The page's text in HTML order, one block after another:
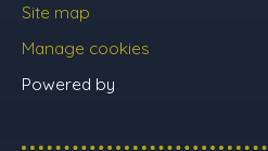
Site map
Manage cookies
Powered by